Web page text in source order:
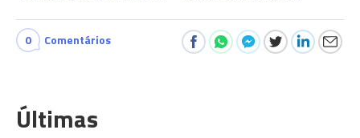
0 Comentários
Últimas